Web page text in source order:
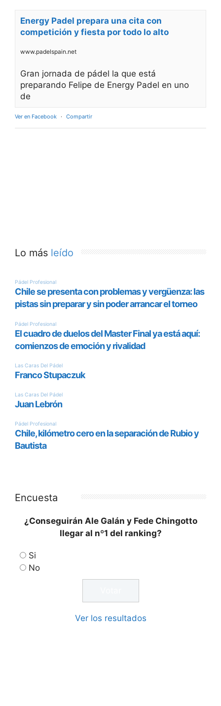
Energy Padel prepara una cita con
competición y fiesta por todo lo alto
www.padelspain.net
Gran jornada de pádel la que está
preparando Felipe de Energy Padel en uno
de
Ver en Facebook · Compartir
Lo más leído
Encuesta
¿Conseguirán Ale Galán y Fede Chingotto
llegar al nº1 del ranking?
Si
No
Ver los resultados